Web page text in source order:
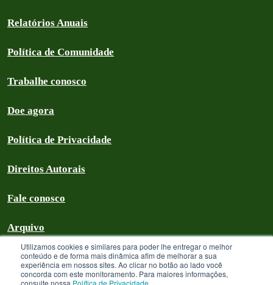
Utilizamos cookies e similares para poder lhe entregar o melhor
conteúdo e de forma mais dinâmica afim de melhorar a sua
experiência em nossos sites. Ao clicar no botão ao lado você
concorda com este monitoramento. Para maiores informações,
consulte nossa Política de Privacidade
Relatórios Anuais
Política de Comunidade
Trabalhe conosco
Doe agora
Política de Privacidade
Direitos Autorais
Fale conosco
Arquivo
Greenpeace Brasil 2026